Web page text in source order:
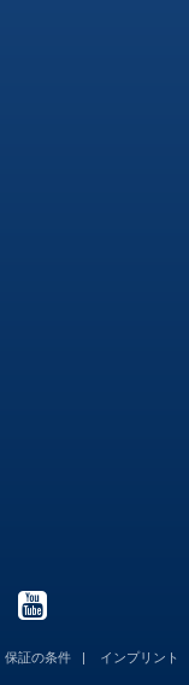
保証の条件 インプリント